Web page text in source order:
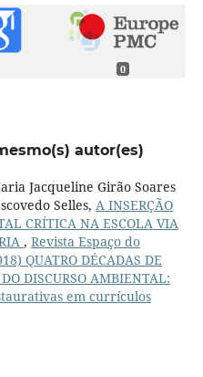
0
autor(es)
Jacqueline Girão Soares
Selles, A INSERÇÃO
CRÍTICA NA ESCOLA VIA
, Revista Espaço do
QUATRO DÉCADAS DE
DISCURSO AMBIENTAL:
em currículos